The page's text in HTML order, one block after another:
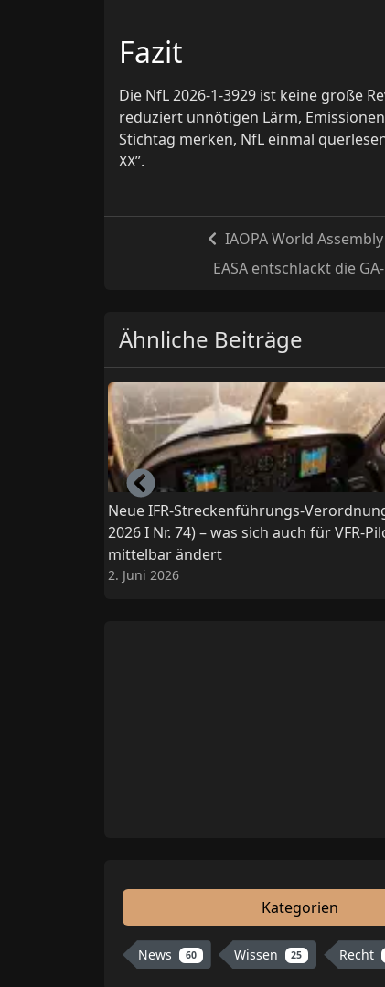
Fazit
Die NfL 2026-1-3929 ist keine große
reduziert unnötigen Lärm,
Stichtag merken, NfL einmal
XX”.
IAOPA World
EASA entschlackt die
Ähnliche Beiträge
Neue IFR-Streckenführungs-
2026 I Nr. 74) – was sich auch für VFR-
mittelbar ändert
2. Juni 2026
Left
Kategorien
News 60 Wissen 25 Recht